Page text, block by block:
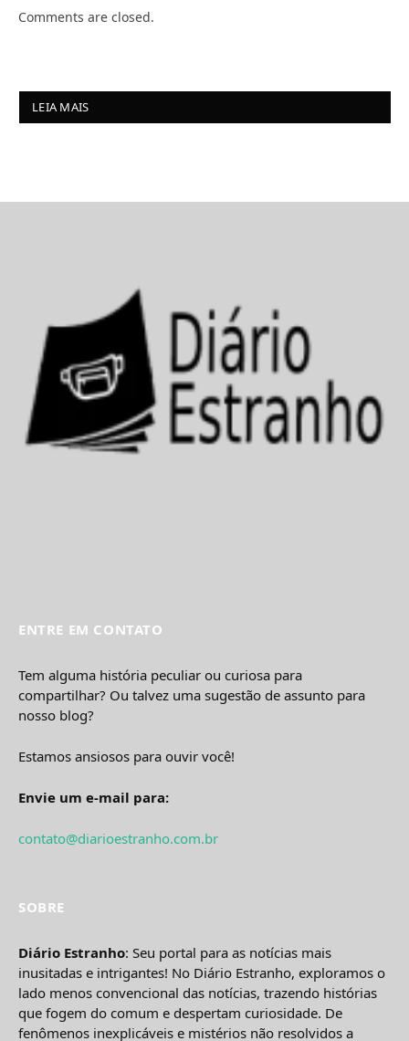
Comments are closed.
LEIA MAIS
ENTRE EM CONTATO
Tem alguma história peculiar ou curiosa para
compartilhar? Ou talvez uma sugestão de assunto para
nosso blog?
Estamos ansiosos para ouvir você!
Envie um e-mail para:
contato@diarioestranho.com.br
SOBRE
Diário Estranho: Seu portal para as notícias mais
inusitadas e intrigantes! No Diário Estranho, exploramos o
lado menos convencional das notícias, trazendo histórias
que fogem do comum e despertam curiosidade. De
fenômenos inexplicáveis e mistérios não resolvidos a